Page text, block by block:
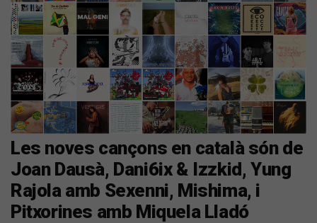
Les noves cançons en català són de
Joan Dausà, Dani6ix & Izzkid, Yung
Rajola amb Sexenni, Mishima, i
Pitxorines amb Miquela Lladó